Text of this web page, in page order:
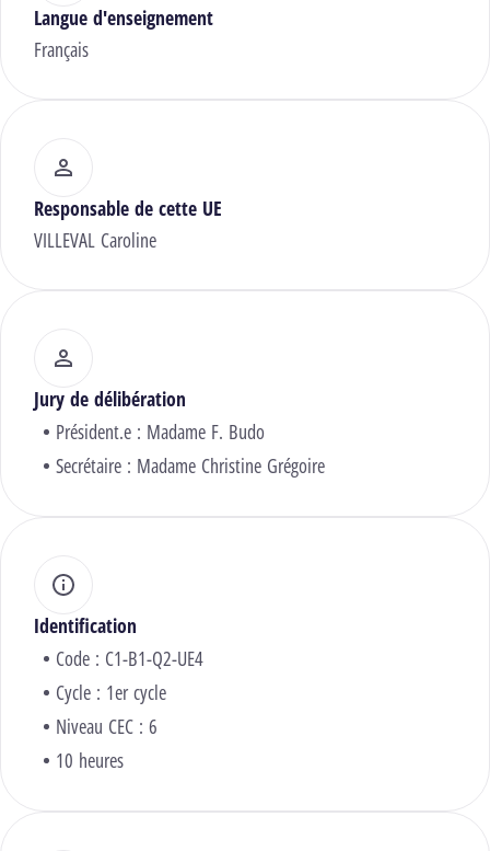
Langue d'enseignement
Français
Responsable de cette UE
VILLEVAL Caroline
Jury de délibération
Président.e : Madame F. Budo
Secrétaire : Madame Christine Grégoire
Identification
Code : C1-B1-Q2-UE4
Cycle : 1er cycle
Niveau CEC : 6
10 heures